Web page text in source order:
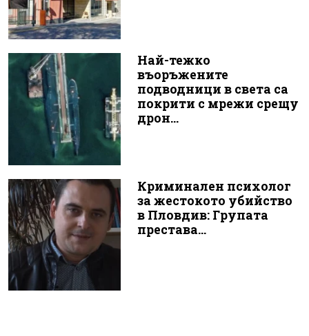
Най-тежко
въоръжените
подводници в света са
покрити с мрежи срещу
дрон...
Криминален психолог
за жестокото убийство
в Пловдив: Групата
престава...